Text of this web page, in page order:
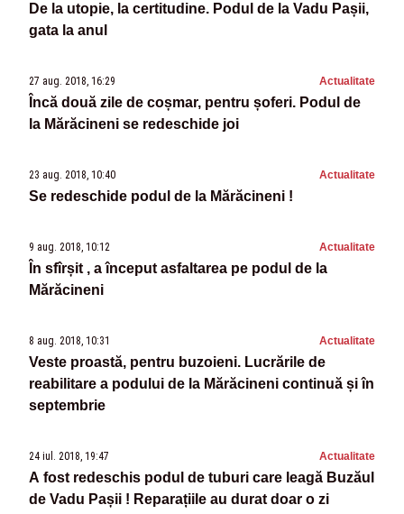
De la utopie, la certitudine. Podul de la Vadu Pașii,
gata la anul
27 aug. 2018, 16:29 Actualitate
Încă două zile de coșmar, pentru șoferi. Podul de
la Mărăcineni se redeschide joi
23 aug. 2018, 10:40 Actualitate
Se redeschide podul de la Mărăcineni !
9 aug. 2018, 10:12 Actualitate
În sfîrșit , a început asfaltarea pe podul de la
Mărăcineni
8 aug. 2018, 10:31 Actualitate
Veste proastă, pentru buzoieni. Lucrările de
reabilitare a podului de la Mărăcineni continuă și în
septembrie
24 iul. 2018, 19:47 Actualitate
A fost redeschis podul de tuburi care leagă Buzăul
de Vadu Pașii ! Reparațiile au durat doar o zi